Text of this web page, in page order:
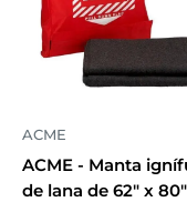
ACME
ACME - Manta
de lana de 62" x